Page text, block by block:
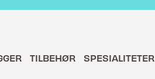
TILBEHØR SPESIALITETER